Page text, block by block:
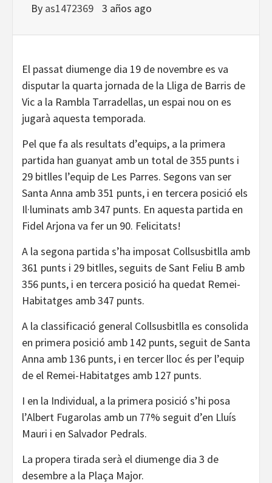
By as1472369 3 años ago
El passat diumenge dia 19 de novembre es va
disputar la quarta jornada de la Lliga de Barris de
Vic a la Rambla Tarradellas, un espai nou on es
jugarà aquesta temporada.
Pel que fa als resultats d’equips, a la primera
partida han guanyat amb un total de 355 punts i
29 bitlles l’equip de Les Parres. Segons van ser
Santa Anna amb 351 punts, i en tercera posició els
Il·luminats amb 347 punts. En aquesta partida en
Fidel Arjona va fer un 90. Felicitats!
A la segona partida s’ha imposat Collsusbitlla amb
361 punts i 29 bitlles, seguits de Sant Feliu B amb
356 punts, i en tercera posició ha quedat Remei-
Habitatges amb 347 punts.
A la classificació general Collsusbitlla es consolida
en primera posició amb 142 punts, seguit de Santa
Anna amb 136 punts, i en tercer lloc és per l’equip
de el Remei-Habitatges amb 127 punts.
I en la Individual, a la primera posició s’hi posa
l’Albert Fugarolas amb un 77% seguit d’en Lluís
Mauri i en Salvador Pedrals.
La propera tirada serà el diumenge dia 3 de
desembre a la Plaça Major.